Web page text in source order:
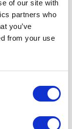
of our site with
partners who
you’ve
from your use
CBRE